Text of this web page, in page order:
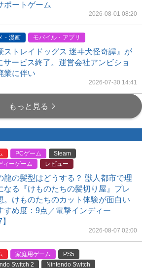
ポートゲーム
2026-08-01 08:20
・漫画 モバイル・アプリ
ストレイドッグス 迷ヰ犬怪奇譚』が
サービス終了。運営会社アンビショ
業に伴い
2026-07-30 14:41
もっと見る
PCゲーム
Steam
ィーゲーム
レビュー
龍の髪型はどうする？ 獣人都市で理
なる『けものたちの髪切り屋』プレ
。けものたちのカット体験が面白い
すめ度：9点／電撃インディー
2026-08-07 02:00
家庭用ゲーム
PS5
Switch 2
Nintendo Switch